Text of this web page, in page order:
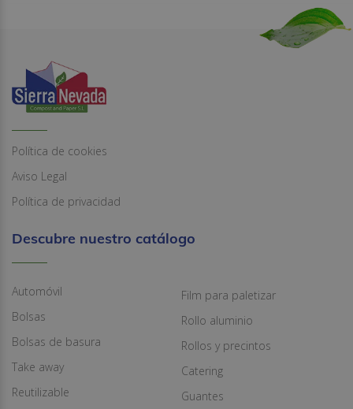
Política de cookies
Aviso Legal
Política de privacidad
Descubre nuestro catálogo
Automóvil
Bolsas
Bolsas de basura
Take away
Reutilizable
Film para paletizar
Rollo aluminio
Rollos y precintos
Catering
Guantes